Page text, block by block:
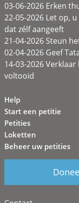
03-06-2026 Erken
22-05-2026 Let op,
dat zélf aangeeft
21-04-2026 Steun
02-04-2026 Geef
14-03-2026
voltooid
Help
Start een petitie
Petities
Loketten
Beheer uw petities